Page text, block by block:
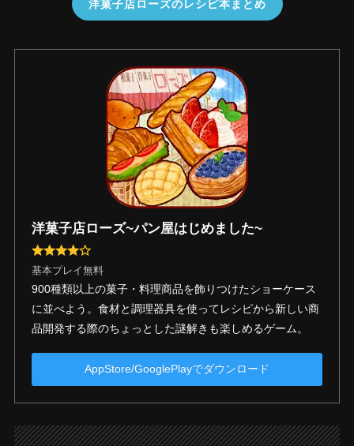
洋菓子店ローズのレシピ本まとめ
洋菓子店ローズ~パン屋はじめました~
基本プレイ無料
900種類以上の菓子・料理商品を飾りつけたショーケース
に並べよう。食材と調理器具を使ってレシピから新しい商
品開発する際のちょっとした謎解きも楽しめるゲーム。
AppStore/GooglePlayでダウンロード